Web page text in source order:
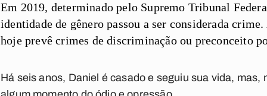
Em 2019, determinado pelo Supremo Tribunal
identidade de gênero passou a ser considerada
hoje prevê crimes de discriminação ou preconceito
Há seis anos, Daniel é casado e seguiu sua vida,